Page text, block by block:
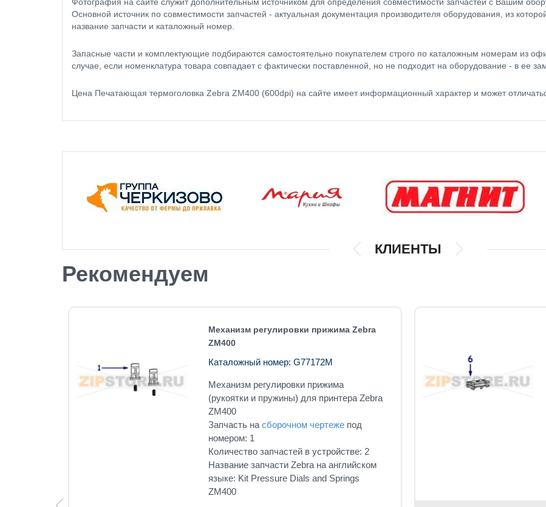
Основной источник по совместимости запчастей - актуальная документация производителя оборудования, из
название запчасти и каталожный номер.
Запасные части и комплектующие подбираются самостоятельно покупателем строго по каталожным номерам из
случае, если номенклатура товара совпадает с фактически поставленной, но не подходит на оборудование - в ее
Цена Печатающая термоголовка Zebra ZM400 (600dpi) на сайте имеет информационный характер и может
КЛИЕНТЫ
Рекомендуем
Механизм регулировки прижима Zebra
ZM400
Каталожный номер: G77172M
Механизм регулировки прижима
(рукоятки и пружины) для принтера Zebra
ZM400
Запчасть на сборочном чертежепод
номером: 1
Количество запчастей в устройстве: 2
Название запчасти Zebra на английском
языке: Kit Pressure Dials and Springs
ZM400